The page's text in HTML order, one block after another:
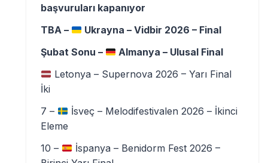
başvuruları kapanıyor
TBA –
Ukrayna – Vidbir 2026 – Final
Şubat Sonu –
Almanya – Ulusal Final
Letonya – Supernova 2026 – Yarı Final
İki
7 –
İsveç – Melodifestivalen 2026 – İkinci
Eleme
10 –
İspanya – Benidorm Fest 2026 –